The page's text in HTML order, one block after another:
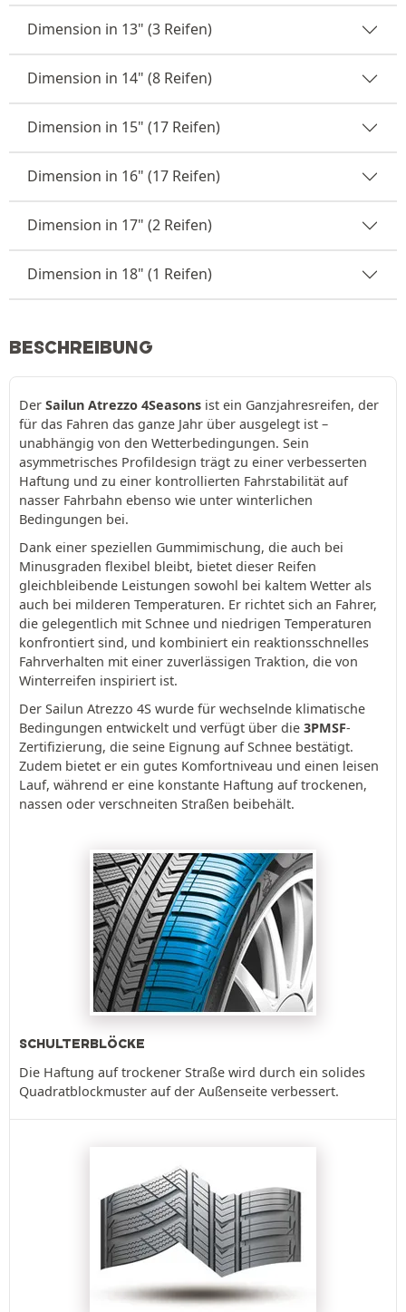
Dimension in 13" (3 Reifen)
Dimension in 14" (8 Reifen)
Dimension in 15" (17 Reifen)
Dimension in 16" (17 Reifen)
Dimension in 17" (2 Reifen)
Dimension in 18" (1 Reifen)
BESCHREIBUNG
Der Sailun Atrezzo 4Seasons ist ein Ganzjahresreifen, der
für das Fahren das ganze Jahr über ausgelegt ist –
unabhängig von den Wetterbedingungen. Sein
asymmetrisches Profildesign trägt zu einer verbesserten
Haftung und zu einer kontrollierten Fahrstabilität auf
nasser Fahrbahn ebenso wie unter winterlichen
Bedingungen bei.
Dank einer speziellen Gummimischung, die auch bei
Minusgraden flexibel bleibt, bietet dieser Reifen
gleichbleibende Leistungen sowohl bei kaltem Wetter als
auch bei milderen Temperaturen. Er richtet sich an Fahrer,
die gelegentlich mit Schnee und niedrigen Temperaturen
konfrontiert sind, und kombiniert ein reaktionsschnelles
Fahrverhalten mit einer zuverlässigen Traktion, die von
Winterreifen inspiriert ist.
Der Sailun Atrezzo 4S wurde für wechselnde klimatische
Bedingungen entwickelt und verfügt über die 3PMSF-
Zertifizierung, die seine Eignung auf Schnee bestätigt.
Zudem bietet er ein gutes Komfortniveau und einen leisen
Lauf, während er eine konstante Haftung auf trockenen,
nassen oder verschneiten Straßen beibehält.
SCHULTERBLÖCKE
Die Haftung auf trockener Straße wird durch ein solides
Quadratblockmuster auf der Außenseite verbessert.